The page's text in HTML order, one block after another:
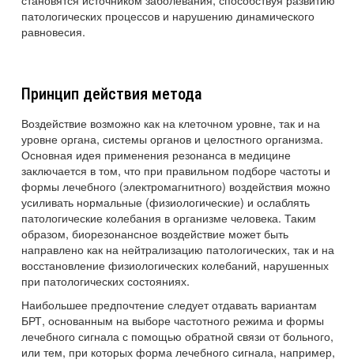
патологических процессов и нарушению динамического
равновесия.
Принцип действия метода
Воздействие возможно как на клеточном уровне, так и на
уровне органа, системы органов и целостного организма.
Основная идея применения резонанса в медицине
заключается в том, что при правильном подборе частоты и
формы лечебного (электромагнитного) воздействия можно
усиливать нормальные (физиологические) и ослаблять
патологические колебания в организме человека. Таким
образом, биорезонансное воздействие может быть
направлено как на нейтрализацию патологических, так и на
восстановление физиологических колебаний, нарушенных
при патологических состояниях.
Наибольшее предпочтение следует отдавать вариантам
БРТ, основанным на выборе частотного режима и формы
лечебного сигнала с помощью обратной связи от больного,
или тем, при которых форма лечебного сигнала, например,